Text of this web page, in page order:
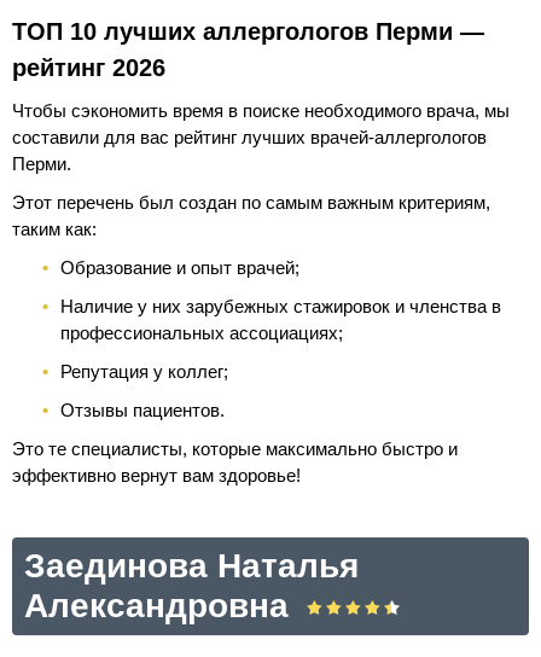
ТОП 10 лучших аллергологов Перми —
рейтинг 2026
Чтобы сэкономить время в поиске необходимого врача, мы
составили для вас рейтинг лучших врачей-аллергологов
Перми.
Этот перечень был создан по самым важным критериям,
таким как:
Образование и опыт врачей;
Наличие у них зарубежных стажировок и членства в
профессиональных ассоциациях;
Репутация у коллег;
Отзывы пациентов.
Это те специалисты, которые максимально быстро и
эффективно вернут вам здоровье!
Заединова Наталья
Александровна